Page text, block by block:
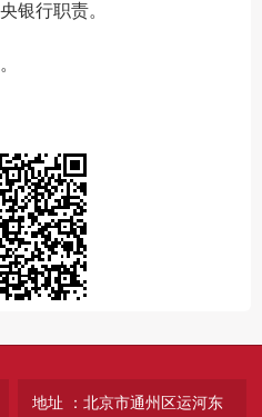
银行职责。
地址 ：北京市通州区运河东